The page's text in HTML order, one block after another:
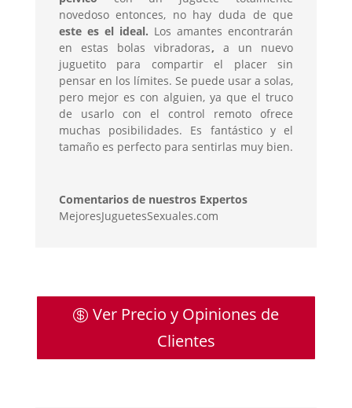
novedoso entonces, no hay duda de que
este es el ideal. Los amantes encontrarán
en estas bolas vibradoras, a un nuevo
juguetito para compartir el placer sin
pensar en los límites. Se puede usar a solas,
pero mejor es con alguien, ya que el truco
de usarlo con el control remoto ofrece
muchas posibilidades. Es fantástico y el
tamaño es perfecto para sentirlas muy bien.
Comentarios de nuestros Expertos
MejoresJuguetesSexuales.com
Ver Precio y Opiniones de
Clientes